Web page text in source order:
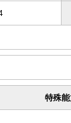
特殊能